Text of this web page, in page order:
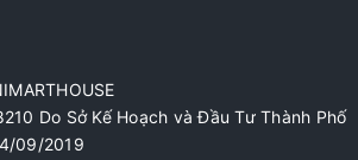
Do Sở Kế Hoạch và Đầu Tư Thành Phố
09/2019